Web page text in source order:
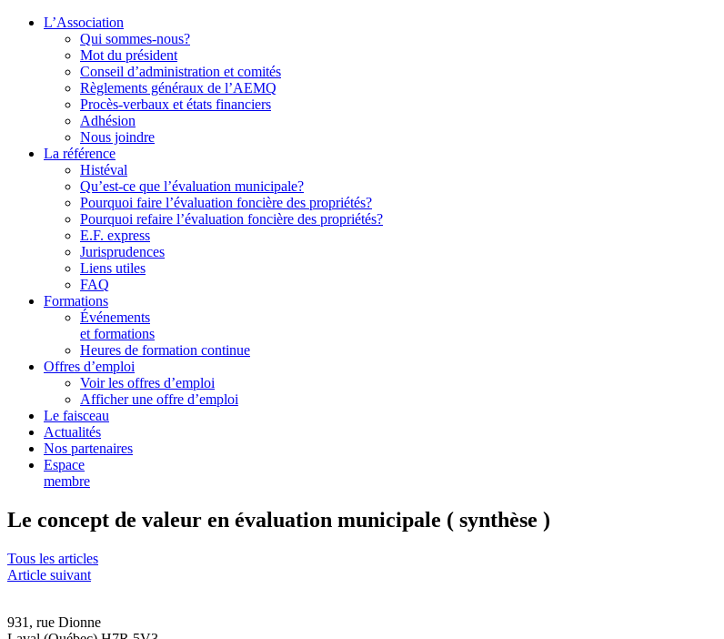
L’Association
Qui sommes-nous?
Mot du président
Conseil d’administration et comités
Règlements généraux de l’AEMQ
Procès-verbaux et états financiers
Adhésion
Nous joindre
La référence
Histéval
Qu’est-ce que l’évaluation municipale?
Pourquoi faire l’évaluation foncière des propriétés?
Pourquoi refaire l’évaluation foncière des propriétés?
E.F. express
Jurisprudences
Liens utiles
FAQ
Formations
Événements
et formations
Heures de formation continue
Offres d’emploi
Voir les offres d’emploi
Afficher une offre d’emploi
Le faisceau
Actualités
Nos partenaires
Espace
membre
Le concept de valeur en évaluation municipale ( synthèse )
Tous les articles
Article suivant
931, rue Dionne